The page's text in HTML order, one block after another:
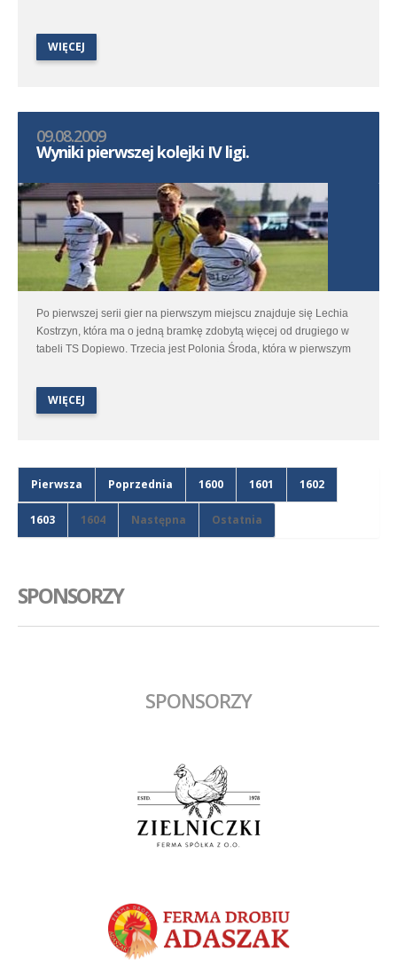
WIĘCEJ
09.08.2009
Wyniki pierwszej kolejki IV ligi.
Po pierwszej serii gier na pierwszym miejscu znajduje się Lechia
Kostrzyn, która ma o jedną bramkę zdobytą więcej od drugiego w
tabeli TS Dopiewo. Trzecia jest Polonia Środa, która w pierwszym
WIĘCEJ
Pierwsza Poprzednia 1600 1601 1602
1603 1604 Następna Ostatnia
SPONSORZY
SPONSORZY